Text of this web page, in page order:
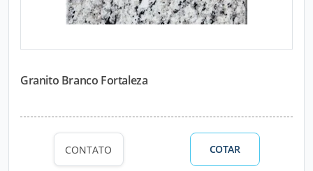
Granito Branco Fortaleza
CONTATO COTAR